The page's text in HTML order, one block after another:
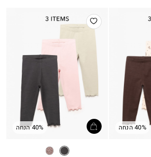
40% הנחה
הוסף
למועדפים
40% הנחה
פחם אופוויט